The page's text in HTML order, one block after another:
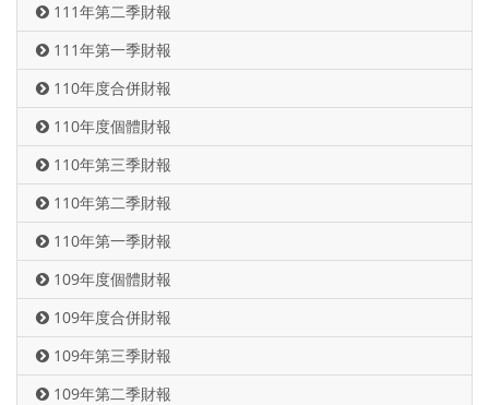
111年第二季財報
111年第一季財報
110年度合併財報
110年度個體財報
110年第三季財報
110年第二季財報
110年第一季財報
109年度個體財報
109年度合併財報
109年第三季財報
109年第二季財報